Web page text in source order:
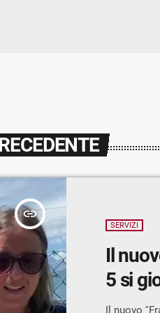
insert_link
SERVIZI
Il
5 si
Il nuovo